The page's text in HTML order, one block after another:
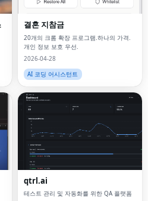
결혼 지참금
20개의 크롬 확장 프로그램.하나의 가격.
개인 정보 보호 우선.
2026-04-28
AI 코딩 어시스턴트
qtrl.ai
테스트 관리 및 자동화를 위한 QA 플랫폼